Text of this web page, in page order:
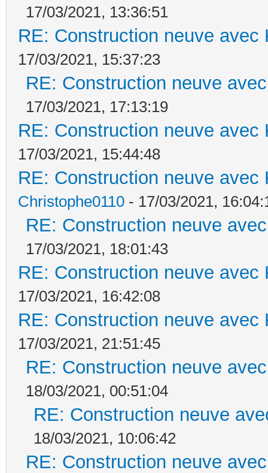
17/03/2021, 13:36:51
RE: Construction neuve avec
17/03/2021, 15:37:23
RE: Construction neuve
17/03/2021, 17:13:19
RE: Construction neuve avec
17/03/2021, 15:44:48
RE: Construction neuve avec
Christophe0110 - 17/03/2021,
RE: Construction neuve
17/03/2021, 18:01:43
RE: Construction neuve avec
17/03/2021, 16:42:08
RE: Construction neuve avec
17/03/2021, 21:51:45
RE: Construction neuve
18/03/2021, 00:51:04
RE: Construction neuve
18/03/2021, 10:06:42
RE: Construction neuve